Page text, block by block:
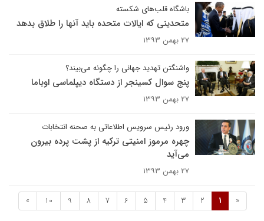
باشگاه قلب‌های شکسته
متحدینی که ایالات متحده باید آنها را طلاق بدهد
۲۷ بهمن ۱۳۹۳
واشنگتن تهدید جهانی را چگونه می‌بیند؟
پنج سوال کسینجر از دستگاه دیپلماسی اوباما
۲۷ بهمن ۱۳۹۳
ورود رئیس سرویس اطلاعاتی به صحنه انتخابات
چهره مرموز امنیتی ترکیه از پشت پرده بیرون
می‌آید
۲۷ بهمن ۱۳۹۳
«
1
2
3
4
5
6
7
8
9
10
»